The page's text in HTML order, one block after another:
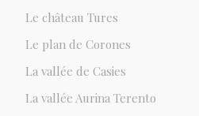
Le château Tures
Le plan de Corones
La vallée de Casies
La vallée Aurina Terento